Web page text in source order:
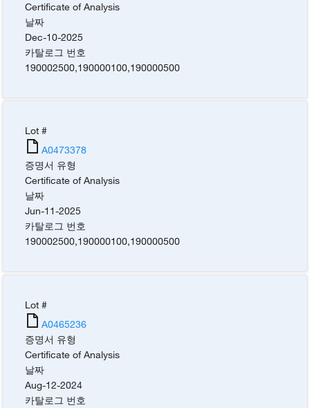
Certificate of Analysis
날짜
Dec-10-2025
카탈로그 번호
190002500,190000100,190000500
Lot #
A0473378
증명서 유형
Certificate of Analysis
날짜
Jun-11-2025
카탈로그 번호
190002500,190000100,190000500
Lot #
A0465236
증명서 유형
Certificate of Analysis
날짜
Aug-12-2024
카탈로그 번호